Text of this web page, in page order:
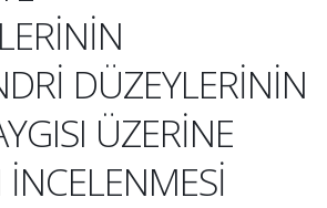
DÜZEYLERİNİN
ÜZERİNE